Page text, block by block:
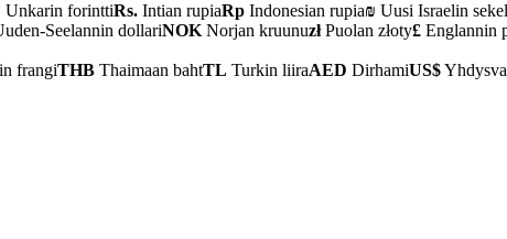
Unkarin forinttiRs. Intian rupiaRp Indonesian rupia₪ Uusi Israelin
Seelannin dollariNOK Norjan kruunuzłPuolan złoty£ Englannin
frangiTHB Thaimaan bahtTL Turkin liiraAED DirhamiUS$